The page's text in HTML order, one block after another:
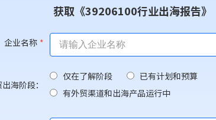
获取《39206100行业出海报告》
企业名称 *
海阶段：
仅在了解阶段
已有计划和预算
有外贸渠道和出海产品运行中